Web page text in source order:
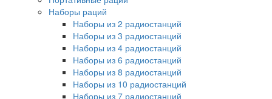
Наборы раций
Наборы из 2 радиостанций
Наборы из 3 радиостанций
Наборы из 4 радиостанций
Наборы из 6 радиостанций
Наборы из 8 радиостанций
Наборы из 10 радиостанций
Наборы из 7 радиостанций